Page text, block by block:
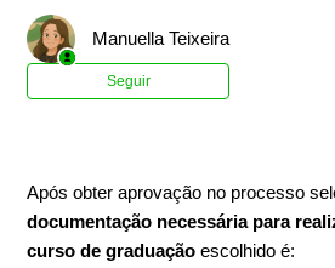
Manuella Teixeira
Seguir
Após obter aprovação no processo
documentação necessária para
curso de graduação escolhido é: